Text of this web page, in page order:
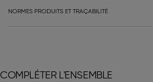
NORMES PRODUITS ET TRAÇABILITÉ
COMPLÉTER L'ENSEMBLE